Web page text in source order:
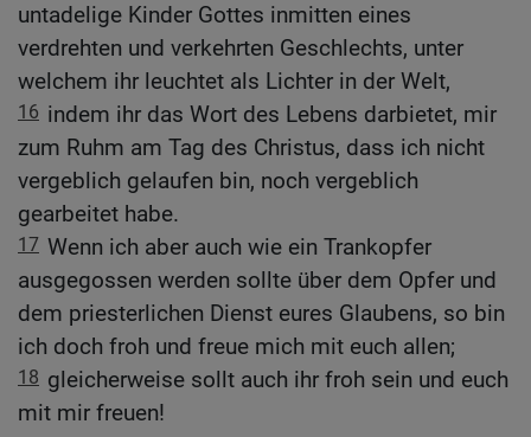
untadelige Kinder Gottes inmitten eines
verdrehten und verkehrten Geschlechts, unter
welchem ihr leuchtet als Lichter in der Welt,
16 indem ihr das Wort des Lebens darbietet, mir
zum Ruhm am Tag des Christus, dass ich nicht
vergeblich gelaufen bin, noch vergeblich
gearbeitet habe.
17 Wenn ich aber auch wie ein Trankopfer
ausgegossen werden sollte über dem Opfer und
dem priesterlichen Dienst eures Glaubens, so bin
ich doch froh und freue mich mit euch allen;
18 gleicherweise sollt auch ihr froh sein und euch
mit mir freuen!